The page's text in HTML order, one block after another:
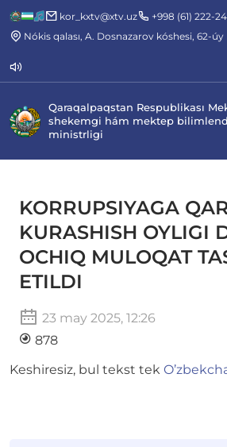
kor_kxtv@xtv.uz
+998 (61) 222-
Nókis qalası, A. Dosnazarov kóshesi, 62-úy
Qaraqalpaqstan Respublikası
shekemgi hám mektep
ministrligi
KORRUPSIYAGA
KURASHISH OYLIGI
OCHIQ MULOQAT
ETILDI
23 may 2025, 12:26
878
Keshiresiz, bul tekst tek